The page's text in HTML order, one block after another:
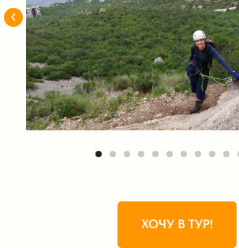
ХОЧУ В ТУР!